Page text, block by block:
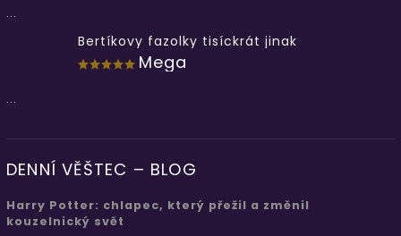
...
Bertíkovy fazolky tisíckrát jinak
Mega
...
DENNÍ VĚŠTEC – BLOG
Harry Potter: chlapec, který přežil a změnil
kouzelnický svět